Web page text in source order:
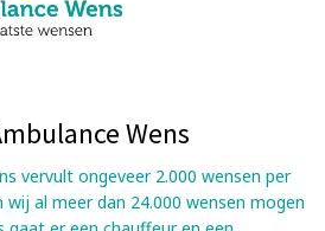
Wens
vervult ongeveer 2.000 wensen per
wij al meer dan 24.000 wensen mogen